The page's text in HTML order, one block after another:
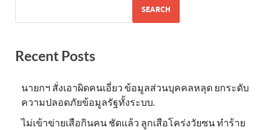
SEARCH
Recent Posts
นายกฯ สั่งเอาผิดคนเอี่ยว ข้อมูลส่วนบุคคลหลุด ยกระดับ
ความปลอดภัยข้อมูลรัฐทั้งระบบ.
ไม่เข้าข่าย​เสือกินคน ชัดแล้ว ลูกเสือโคร่งวัยซน ทำร้าย